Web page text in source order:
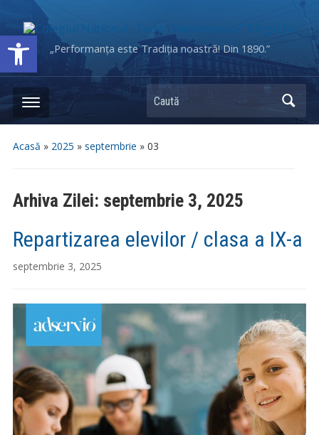
Deschide bara de unelte„Performanța este Tradiția noastră! Din 1890.”
Caută
Acasă » 2025 » septembrie » 03
Arhiva Zilei: septembrie 3, 2025
Repartizarea elevilor / clasa a IX-a
septembrie 3, 2025